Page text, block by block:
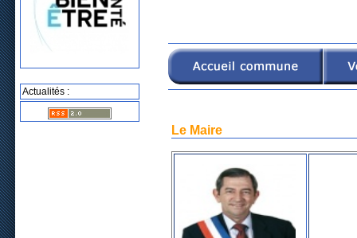
Actualités :
Le Maire